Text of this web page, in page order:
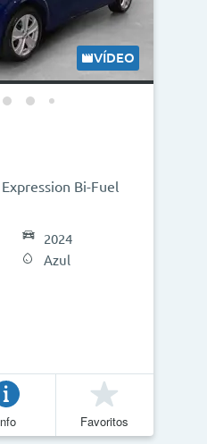
VÍDEO
Bi-Fuel
2024
Azul
Favoritos